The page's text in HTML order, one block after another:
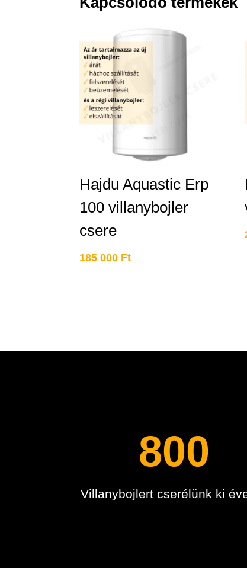
Hajdu Aquastic Erp
100 villanybojler
csere
185 000 Ft
800
Villanybojlert cserélünk ki